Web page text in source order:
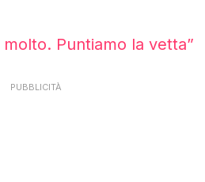
Puntiamo la vetta”